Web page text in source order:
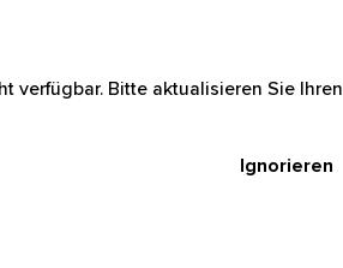
verfügbar. Bitte aktualisieren Sie Ihren
Ignorieren